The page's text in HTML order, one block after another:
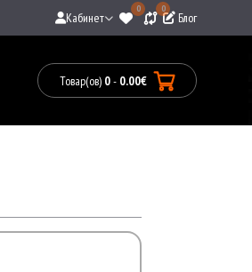
Кабинет
0 0
Блог
Товар(ов) 0- 0.00€
Товары: